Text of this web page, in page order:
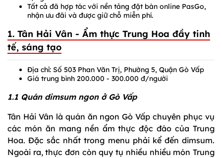
Tất cả đã hợp tác với nền tảng đặt bàn online PasGo,
nhận ưu đãi và được giữ chỗ miễn phí.
1. Tân Hải Vân - Ẩm thực Trung Hoa đầy tinh
tế, sáng tạo
Địa chỉ: Số 503 Phan Văn Trị, Phường 5, Quận Gò Vấp
Giá trung bình 200.000 - 300.000 đ/người
1.1 Quán dimsum ngon ở Gò Vấp
Tân Hải Vân là quán ăn ngon Gò Vấp chuyên phục vụ
các món ăn mang nền ẩm thực độc đáo của Trung
Hoa. Đặc sắc nhất trong menu phải kể đến dimsum.
Ngoài ra, thực đơn còn quy tụ nhiều nhiều món Trung